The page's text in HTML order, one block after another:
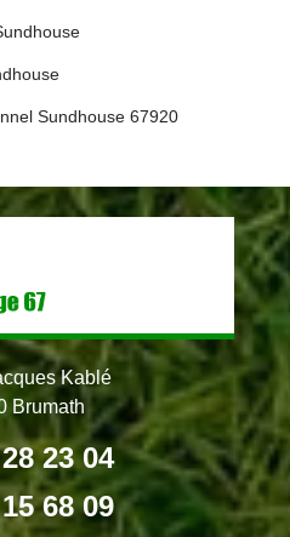
Sundhouse 67920
Kablé
Brumath
23 04
68 09